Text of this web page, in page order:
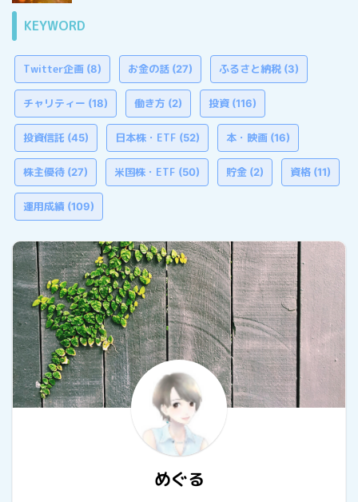
KEYWORD
Twitter企画 (8) お金の話 (27) ふるさと納税 (3)
チャリティー (18) 働き方 (2) 投資 (116)
投資信託 (45) 日本株・ETF (52) 本・映画 (16)
株主優待 (27) 米国株・ETF (50) 貯金 (2) 資格 (11)
運用成績 (109)
めぐる